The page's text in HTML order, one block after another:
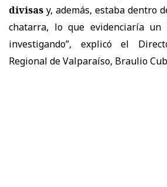
divisas y, además, estaba dentro
chatarra, lo que evidenciaría
investigando”, explicó el
Regional de Valparaíso, Braulio